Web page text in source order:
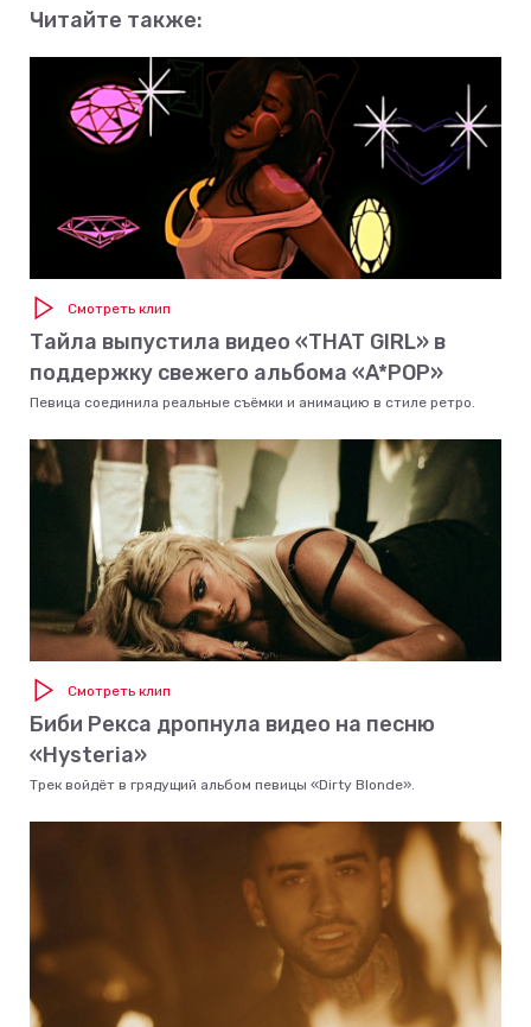
Читайте также:
Смотреть клип
Тайла выпустила видео «THAT GIRL» в
поддержку свежего альбома «A*POP»
Певица соединила реальные съёмки и анимацию в стиле ретро.
Смотреть клип
Биби Рекса дропнула видео на песню
«Hysteria»
Трек войдёт в грядущий альбом певицы «Dirty Blonde».